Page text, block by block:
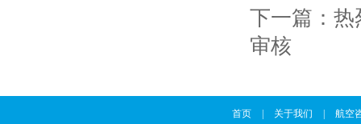
下一篇： 热
审核
首页 关于我们
航空